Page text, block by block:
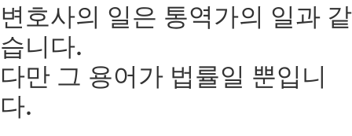
변호사의 일은 통역가의 일과 같
습니다.
다만 그 용어가 법률일 뿐입니
다.